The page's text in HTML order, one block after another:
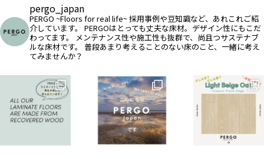
pergo_japan
PERGO ~Floors for real life~採用事例や豆知識など、あれこれご紹
介しています。
PERGOはとっても丈夫な床材。デザイン性にもこだ
わってます。
メンテナンス性や施工性も抜群で、尚且つサステナブ
ルな床材です。
普段あまり考えることのない床のこと、一緒に考え
てみませんか？